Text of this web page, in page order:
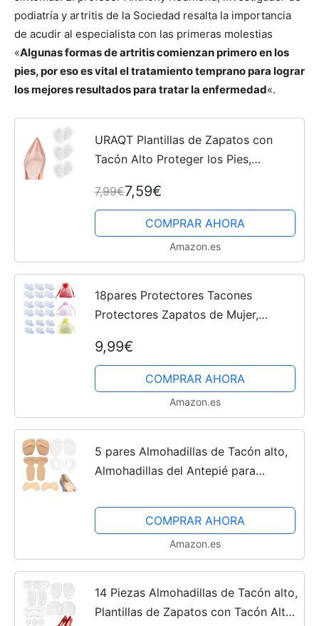
podiatrí­a y artritis de la Sociedad resalta la importancia
de acudir al especialista con las primeras molestias
«Algunas formas de artritis comienzan primero en los
pies, por eso es vital el tratamiento temprano para lograr
los mejores resultados para tratar la enfermedad«.
URAQT Plantillas de Zapatos con
Tacón Alto Proteger los Pies,
plantilla para Alivio el Dolor en el
Antepié 3 Pares
7,99€7,59€
COMPRAR AHORA
Amazon.es
18pares Protectores Tacones
Protectores Zapatos de Mujer,
Tacones Protectores Tacones Boda
Cesped (Transparente, 3...
9,99€
COMPRAR AHORA
Amazon.es
5 pares Almohadillas de Tacón alto,
Almohadillas del Antepié para
Plantillas de gel para tacones altos
Antideslizantes
COMPRAR AHORA
Amazon.es
14 Piezas Almohadillas de Tacón alto,
Plantillas de Zapatos con Tacón Alto